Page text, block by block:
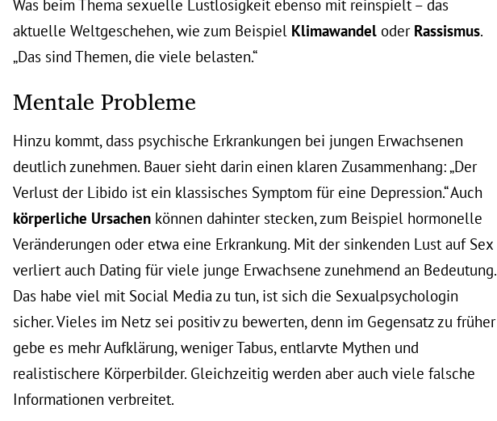
Was beim Thema sexuelle Lustlosigkeit ebenso mit reinspielt – das
aktuelle Weltgeschehen, wie zum Beispiel Klimawandel oder Rassismus.
„Das sind Themen, die viele belasten.“
Mentale Probleme
Hinzu kommt, dass psychische Erkrankungen bei jungen Erwachsenen
deutlich zunehmen. Bauer sieht darin einen klaren Zusammenhang: „Der
Verlust der Libido ist ein klassisches Symptom für eine Depression.“ Auch
körperliche Ursachen können dahinter stecken, zum Beispiel hormonelle
Veränderungen oder etwa eine Erkrankung. Mit der sinkenden Lust auf Sex
verliert auch Dating für viele junge Erwachsene zunehmend an Bedeutung.
Das habe viel mit Social Media zu tun, ist sich die Sexualpsychologin
sicher. Vieles im Netz sei positiv zu bewerten, denn im Gegensatz zu früher
gebe es mehr Aufklärung, weniger Tabus, entlarvte Mythen und
realistischere Körperbilder. Gleichzeitig werden aber auch viele falsche
Informationen verbreitet.